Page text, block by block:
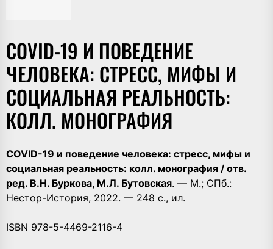
COVID-19 И ПОВЕДЕНИЕ
ЧЕЛОВЕКА: СТРЕСС, МИФЫ И
СОЦИАЛЬНАЯ РЕАЛЬНОСТЬ:
КОЛЛ. МОНОГРАФИЯ
COVID-19 и поведение человека: стресс, мифы и
социальная реальность: колл. монография / отв.
ред. В.Н. Буркова, М.Л. Бутовская. — М.; СПб.:
Нестор-История, 2022. — 248 с., ил.
ISBN 978-5-4469-2116-4